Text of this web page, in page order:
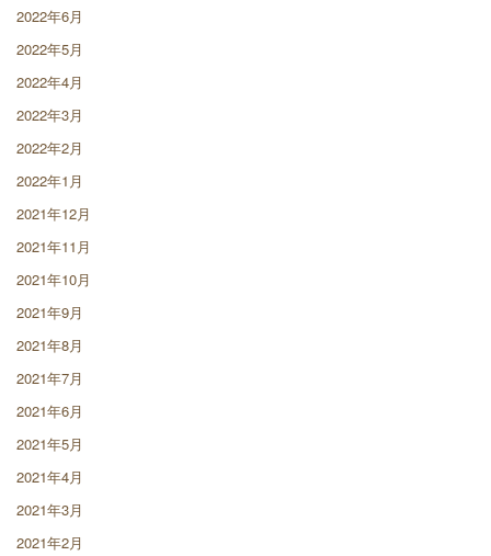
2022年6月
2022年5月
2022年4月
2022年3月
2022年2月
2022年1月
2021年12月
2021年11月
2021年10月
2021年9月
2021年8月
2021年7月
2021年6月
2021年5月
2021年4月
2021年3月
2021年2月